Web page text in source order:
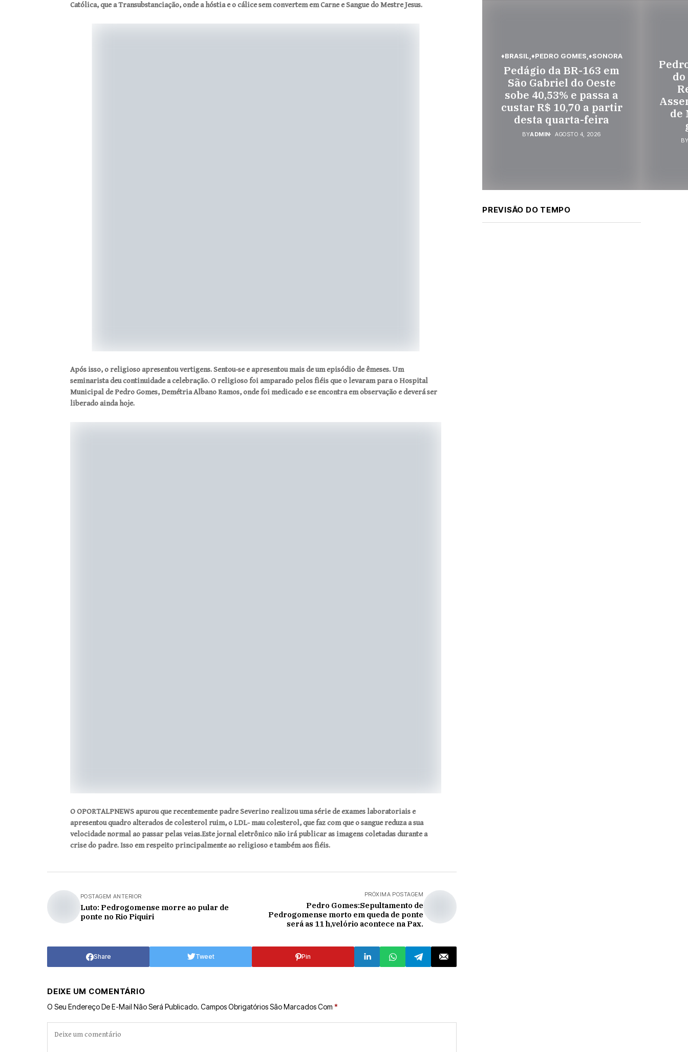
Católica, que a Transubstanciação, onde a hóstia e o cálice sem convertem em Carne e Sangue do Mestre Jesus.
Após isso, o religioso apresentou vertigens. Sentou-se e apresentou mais de um episódio de êmeses. Um
seminarista deu continuidade a celebração. O religioso foi amparado pelos fiéis que o levaram para o Hospital
Municipal de Pedro Gomes, Demétria Albano Ramos, onde foi medicado e se encontra em observação e deverá ser
liberado ainda hoje.
O OPORTALPNEWS apurou que recentemente padre Severino realizou uma série de exames laboratoriais e
apresentou quadro alterados de colesterol ruim, o LDL- mau colesterol, que faz com que o sangue reduza a sua
velocidade normal ao passar pelas veias.Este jornal eletrônico não irá publicar as imagens coletadas durante a
crise do padre. Isso em respeito principalmente ao religioso e também aos fiéis.
POSTAGEM ANTERIOR
Luto: Pedrogomense morre ao pular de
ponte no Rio Piquiri
PRÓXIMA POSTAGEM
Pedro Gomes:Sepultamento de
Pedrogomense morto em queda de ponte
será as 11 h,velório acontece na Pax.
Share Tweet Pin
DEIXE UM COMENTÁRIO
O Seu Endereço De E-Mail Não Será Publicado. Campos Obrigatórios São Marcados Com *
♦BRASIL ♦PEDRO GOMES ♦SONORA
Pedágio da BR-163 em
São Gabriel do Oeste
sobe 40,53% e passa a
custar R$ 10,70 a partir
desta quarta-feira
BYADMIN AGOSTO 4, 2026
de
PREVISÃO DO TEMPO